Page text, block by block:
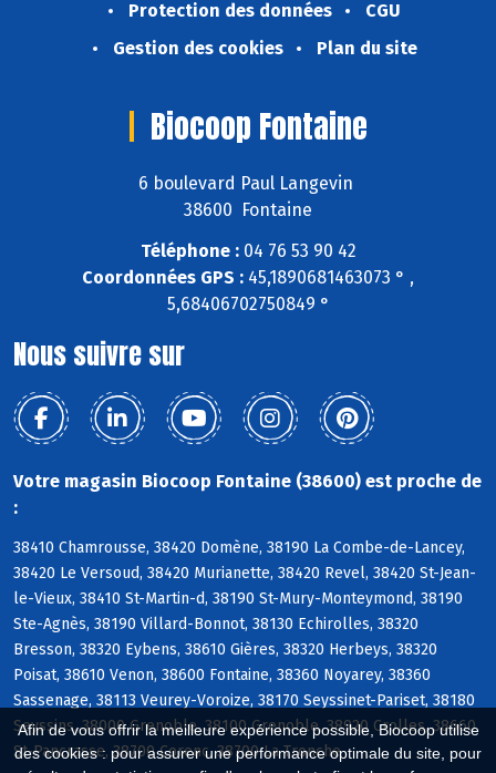
Afin de vous offrir la meilleure expérience possible, Biocoop utilise
des cookies : pour assurer une performance optimale du site, pour
Protection des données
CGU
Gestion des cookies
Plan du site
Biocoop Fontaine
6 boulevard Paul Langevin
38600 Fontaine
Téléphone :04 76 53 90 42
Coordonnées GPS : 45,1890681463073 ° ,
5,68406702750849 °
Nous suivre sur
Votre magasin Biocoop Fontaine (38600) est proche de
:
38410 Chamrousse, 38420 Domène, 38190 La Combe-de-Lancey,
38420 Le Versoud, 38420 Murianette, 38420 Revel, 38420 St-Jean-
le-Vieux, 38410 St-Martin-d, 38190 St-Mury-Monteymond, 38190
Ste-Agnès, 38190 Villard-Bonnot, 38130 Echirolles, 38320
Bresson, 38320 Eybens, 38610 Gières, 38320 Herbeys, 38320
Poisat, 38610 Venon, 38600 Fontaine, 38360 Noyarey, 38360
Sassenage, 38113 Veurey-Voroize, 38170 Seyssinet-Pariset, 38180
Seyssins, 38000 Grenoble, 38100 Grenoble, 38920 Crolles, 38660
St-Pancrasse, 38700 Corenc, 38700 La Tronche